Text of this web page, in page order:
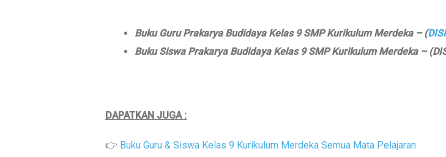
Buku Guru Prakarya Budidaya Kelas 9 SMP Kurikulum Merdeka – (
Buku Siswa Prakarya Budidaya Kelas 9 SMP Kurikulum Merdeka –
DAPATKAN JUGA :
👉 Buku Guru & Siswa Kelas 9 Kurikulum Merdeka Semua Mata Pelajaran